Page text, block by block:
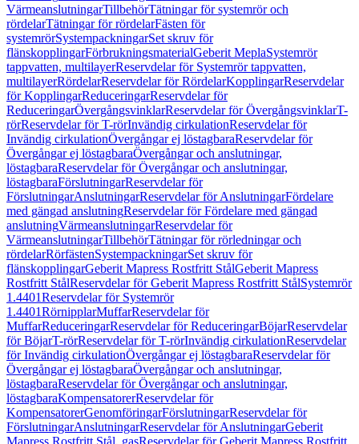
VärmeanslutningarTillbehörTätningar för systemrör och
rördelarTätningar för rördelarFästen för
systemrörSystempackningarSet skruv för
flänskopplingarFörbrukningsmaterialGeberit MeplaSystemrör
tappvatten, multilayerReservdelar för Systemrör tappvatten,
multilayerRördelarReservdelar för RördelarKopplingarReservdelar
för KopplingarReduceringarReservdelar för
ReduceringarÖvergångsvinklarReservdelar för ÖvergångsvinklarT-
rörReservdelar för T-rörInvändig cirkulationReservdelar för
Invändig cirkulationÖvergångar ej löstagbaraReservdelar för
Övergångar ej löstagbaraÖvergångar och anslutningar,
löstagbaraReservdelar för Övergångar och anslutningar,
löstagbaraFörslutningarReservdelar för
FörslutningarAnslutningarReservdelar för AnslutningarFördelare
med gängad anslutningReservdelar för Fördelare med gängad
anslutningVärmeanslutningarReservdelar för
VärmeanslutningarTillbehörTätningar för rörledningar och
rördelarRörfästenSystempackningarSet skruv för
flänskopplingarGeberit Mapress Rostfritt StålGeberit Mapress
Rostfritt StålReservdelar för Geberit Mapress Rostfritt StålSystemrör
1.4401Reservdelar för Systemrör
1.4401RörnipplarMuffarReservdelar för
MuffarReduceringarReservdelar för ReduceringarBöjarReservdelar
för BöjarT-rörReservdelar för T-rörInvändig cirkulationReservdelar
för Invändig cirkulationÖvergångar ej löstagbaraReservdelar för
Övergångar ej löstagbaraÖvergångar och anslutningar,
löstagbaraReservdelar för Övergångar och anslutningar,
löstagbaraKompensatorerReservdelar för
KompensatorerGenomföringarFörslutningarReservdelar för
FörslutningarAnslutningarReservdelar för AnslutningarGeberit
Mapress Rostfritt Stål, gasReservdelar för Geberit Mapress Rostfritt